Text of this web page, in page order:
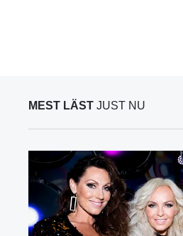
MEST LÄST JUST NU